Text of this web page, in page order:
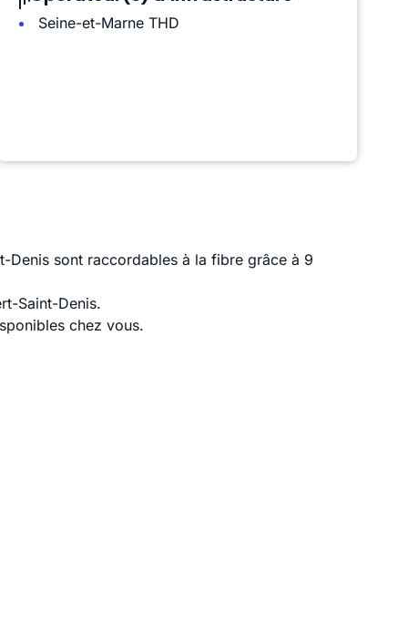
Seine-et-Marne THD
Denis sont raccordables à la fibre grâce à 9
Saint-Denis.
chez vous.